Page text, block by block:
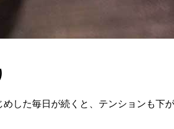
した毎日が続くと、テンションも下